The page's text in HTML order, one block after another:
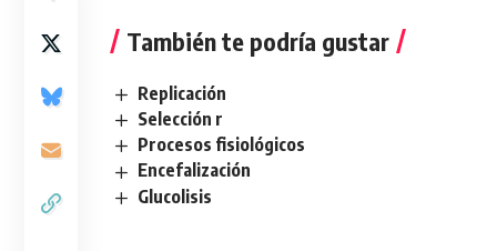
También te podría gustar
Replicación
Selección r
Procesos fisiológicos
Encefalización
Glucolisis